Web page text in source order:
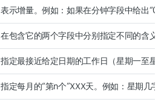
表示增量。例如：如果在分钟字段中给出
在包含它的两个字段中分别指定不同的含义
指定最接近给定日期的工作日（星期一至星
指定每月的“第n个”XXX天。例如：星期几